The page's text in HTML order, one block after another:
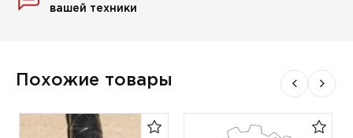
вашей техники
Похожие товары